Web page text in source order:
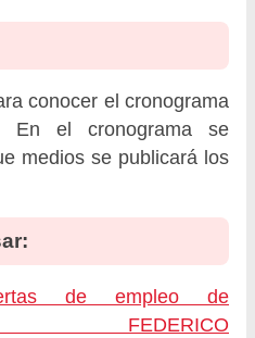
conocer el cronograma
En el cronograma se
medios se publicará los
de empleo de
FEDERICO